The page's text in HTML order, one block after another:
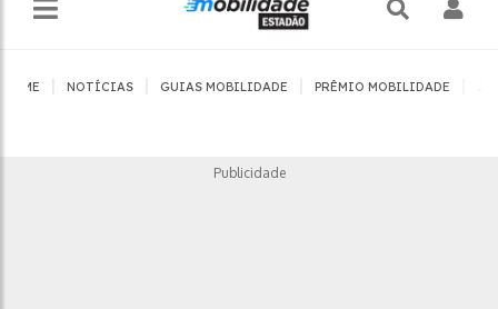
HOME NOTÍCIAS GUIAS MOBILIDADE PRÊMIO MOBILIDADE
Publicidade